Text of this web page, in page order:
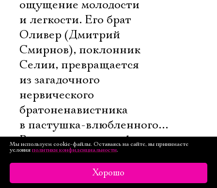
ощущение молодости
и легкости. Его брат
Оливер (Дмитрий
Смирнов), поклонник
Селии, превращается
из загадочного
нервического
братоненавистника
в пастушка-влюбленного…
Вот такие метаморфозы
происходят в Арденнском
Даже ветреная
Мы используем cookie-файлы. Оставаясь на сайте, вы принимаете
условия политики конфиденциальности.
Хорошо